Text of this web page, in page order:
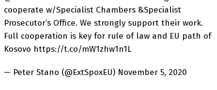
cooperate w/Specialist Chambers &Specialist
Prosecutor’s Office. We strongly support their work.
Full cooperation is key for rule of law and EU path of
Kosovo https://t.co/mW1zhw1n1L
— Peter Stano (@ExtSpoxEU) November 5, 2020